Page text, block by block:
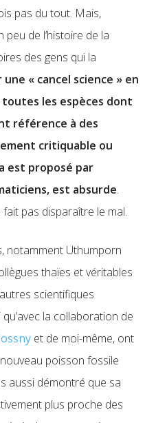
pas du tout. Mais,
de l’histoire de la
des gens qui la
« cancel science » en
les espèces dont
référence à des
critiquable ou
est proposé par
est absurde.
pas disparaître le mal.
notamment Uthumporn
thaïes et véritables
scientifiques
la collaboration de
et de moi-même, ont
poisson fossile
aussi démontré que sa
plus proche des